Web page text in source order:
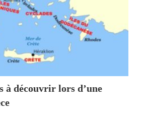
à découvrir lors d’une